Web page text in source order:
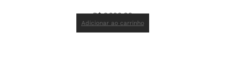
R$6.200,00
Adicionar ao carrinho